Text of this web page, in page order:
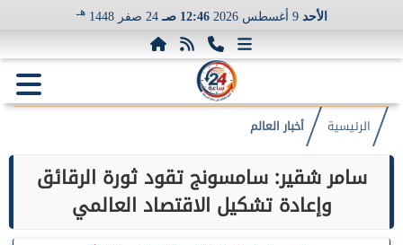
الأحد 9 أغسطس 2026 12:46 صـ 24 صفر 1448 هـ
الرئيسية أخبار العالم
سامر شقير: سامسونج تقود ثورة الرقائق
وإعادة تشكيل الاقتصاد العالمي